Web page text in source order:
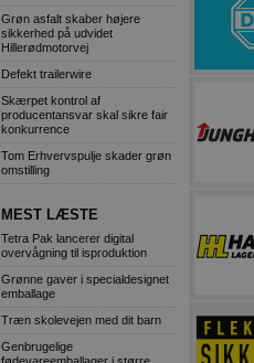
Grøn asfalt skaber højere
sikkerhed på udvidet
Hillerødmotorvej
Defekt trailerwire
Skærpet kontrol af
producentansvar skal sikre fair
konkurrence
Tom Erhvervspulje skader grøn
omstilling
MEST LÆSTE
Tetra Pak lancerer digital
overvågning til isproduktion
Grønne gaver i specialdesignet
emballage
Træn skolevejen med dit barn
Genbrugelige